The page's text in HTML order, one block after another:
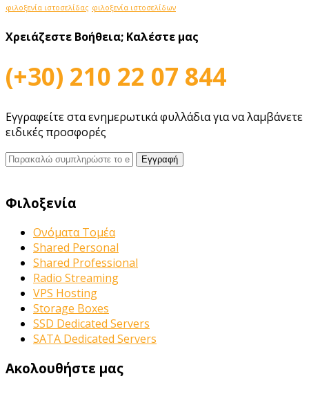
φιλοξενία ιστοσελίδας φιλοξενία ιστοσελίδων
Χρειάζεστε Βοήθεια; Καλέστε μας
(+30) 210 22 07 844
Εγγραφείτε στα ενημερωτικά φυλλάδια για να λαμβάνετε
ειδικές προσφορές
Φιλοξενία
Ονόματα Τομέα
Shared Personal
Shared Professional
Radio Streaming
VPS Hosting
Storage Boxes
SSD Dedicated Servers
SATA Dedicated Servers
Ακολουθήστε μας